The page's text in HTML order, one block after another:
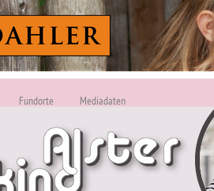
Alles
Fundorte Mediadaten